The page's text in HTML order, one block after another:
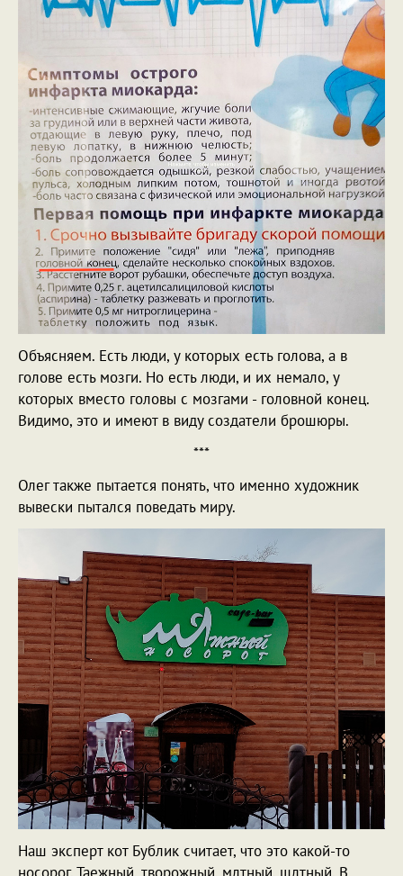
Объясняем. Есть люди, у которых есть голова, а в
голове есть мозги. Но есть люди, и их немало, у
которых вместо головы с мозгами - головной конец.
Видимо, это и имеют в виду создатели брошюры.
***
Олег также пытается понять, что именно художник
вывески пытался поведать миру.
Наш эксперт кот Бублик считает, что это какой-то